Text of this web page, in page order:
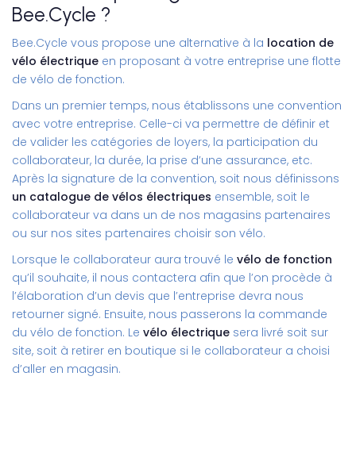
Bee.Cycle ?
Bee.Cycle vous propose une alternative à la location de
vélo électrique en proposant à votre entreprise une flotte
de vélo de fonction.
Dans un premier temps, nous établissons une convention
avec votre entreprise. Celle-ci va permettre de définir et
de valider les catégories de loyers, la participation du
collaborateur, la durée, la prise d’une assurance, etc.
Après la signature de la convention, soit nous définissons
un catalogue de vélos électriques ensemble, soit le
collaborateur va dans un de nos magasins partenaires
ou sur nos sites partenaires choisir son vélo.
Lorsque le collaborateur aura trouvé le vélo de fonction
qu’il souhaite, il nous contactera afin que l’on procède à
l’élaboration d’un devis que l’entreprise devra nous
retourner signé. Ensuite, nous passerons la commande
du vélo de fonction. Le vélo électrique sera livré soit sur
site, soit à retirer en boutique si le collaborateur a choisi
d’aller en magasin.